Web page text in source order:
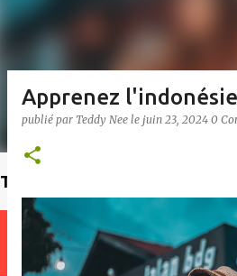
Trouvez un enseignant
Apprenez
publié par Teddy Nee le juin 23, 2024 0